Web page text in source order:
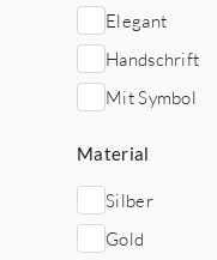
Elegant
Handschrift
Mit Symbol
Material
Silber
Gold